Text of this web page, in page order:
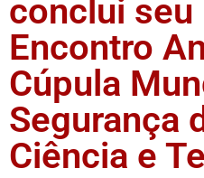
conclui seu
Encontro
Cúpula
Segurança
Ciência e